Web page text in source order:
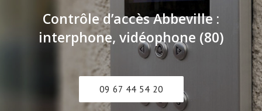
Contrôle d’accès Abbeville :
interphone, vidéophone (80)
09 67 44 54 20